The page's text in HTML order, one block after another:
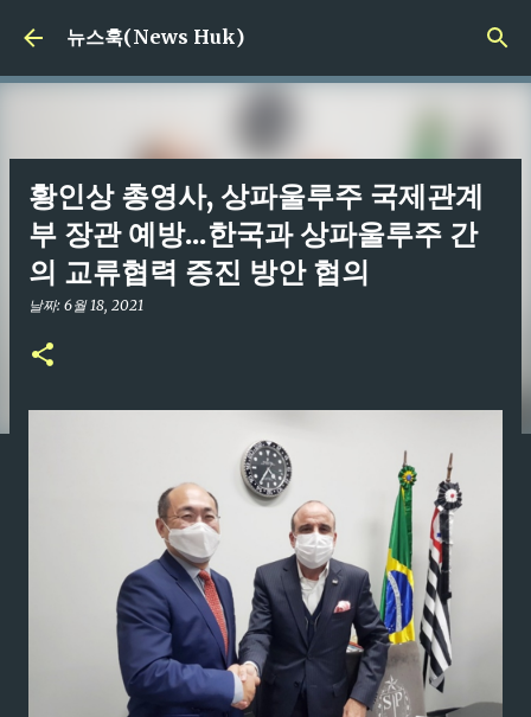
기본 콘텐츠로 건너뛰기
뉴스훅(News Huk)
황인상 총영사, 상파울루주 국제관계
부 장관 예방...한국과 상파울루주 간
의 교류협력 증진 방안 협의
날짜: 6월 18, 2021